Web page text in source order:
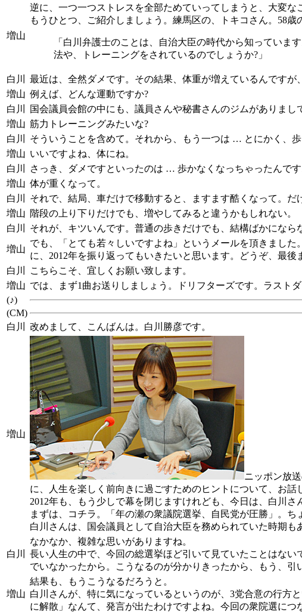
増山
逆に、一つ一つストレスを全部ためていってしまうと、大変な
もうひとつ、ご紹介しましょう。練馬区の、トキコさん。58歳
「白川弁護士のことは、自治大臣の時代から知ってい
法や、トレーニングをされているのでしょうか?」
白川
最近は、全然ダメです。その結果、体重が増えているんですが
増山 例えば、どんな運動ですか?
白川
国会議員会館の中にも、議員さんや秘書さんのジムがありまし
増山 筋力トレーニングみたいな?
白川
そういうことを含めて。それから、もう一つは … とにかく、歩
増山 いいですよね、体にね。
白川
さっき、ダメですといったのは … 歩かなくなっちゃったんで
増山 体が重くなって。
白川
それで、結局、車だけで移動すると、ますます酷くなって。
増山 階段の上り下りだけでも、増やしてみると違うかもしれない。
白川
それが、キツいんです。普通の歩きだけでも、結構ばかになら
増山
でも、「とても若々しいですよね」というメールを頂きまし
に、2012年を振り返ってもいきたいと思います。どうぞ、最後
白川
こちらこそ、宜しくお願い致します。
増山 では、まず1曲お送りしましょう。ドリフターズです。ラストダ
(♪)
(CM)
白川
改めまして、こんばんは。白川勝彦です。
増山
ニッポン放
に、人生を楽しく前向きに過ごすためのヒントについて、お話
2012年も、もう少しで幕を閉じますけれども、今日は、白川
まずは、コチラ。「年の瀬の衆議院選挙、自民党が圧勝」。
白川さんは、国会議員として自治大臣を務められていた時期
白川
なかなか、複雑な思いがありますね。
長い人生の中で、今回の総選挙ほど引いて見ていたことはな
でいなかったから。こうなるのが分かりきったから、もう、引
増山
結果も、もうこうなるだろうと。
白川さんが、特に気になっているというのが、3党合意の行方
に解散」なんて、発言が出たわけですよね。今回の衆院選に